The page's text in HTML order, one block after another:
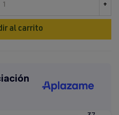
+
al carrito